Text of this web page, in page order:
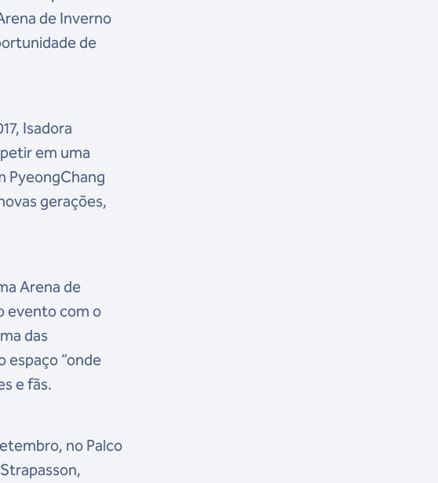
de Inverno
de
Isadora
em uma
PyeongChang
gerações,
Arena de
evento com o
das
espaço “onde
e fãs.
no Palco